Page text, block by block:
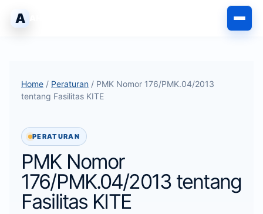
A
Home / Peraturan / PMK Nomor 176/PMK.04/2013
tentang Fasilitas KITE
PERATURAN
PMK Nomor
176/PMK.04/2013 tentang
Fasilitas KITE